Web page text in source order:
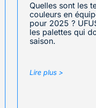
Quelles sont les
couleurs en
pour 2025 ?
les palettes qui
saison.
Lire plus >